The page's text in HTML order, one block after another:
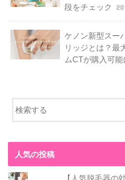
段をチェック
ケノン新型スー
リッジとは？最
ムCTが購入可能
人気の投稿
【人気脱毛器の